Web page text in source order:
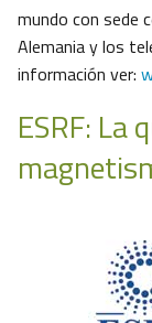
mundo con sede
Alemania y los
información ver:
ESRF: La